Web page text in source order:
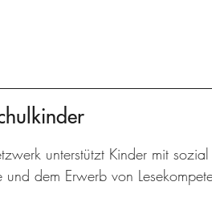
unterstützt Kinder mit
und dem Erwerb von